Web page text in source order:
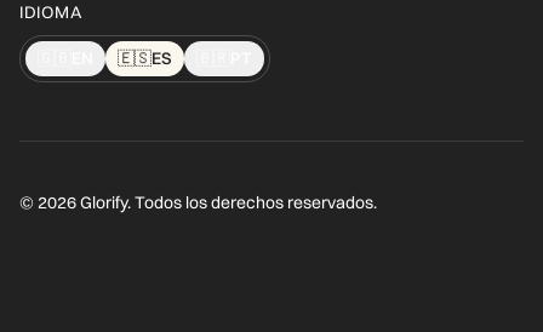
IDIOMA
🇪🇸ES
© 2026 Glorify. Todos los derechos reservados.